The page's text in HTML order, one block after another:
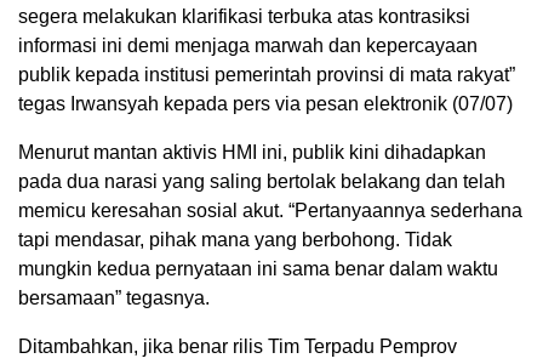
segera melakukan klarifikasi terbuka atas kontrasiksi
informasi ini demi menjaga marwah dan kepercayaan
publik kepada institusi pemerintah provinsi di mata rakyat”
tegas Irwansyah kepada pers via pesan elektronik (07/07)
Menurut mantan aktivis HMI ini, publik kini dihadapkan
pada dua narasi yang saling bertolak belakang dan telah
memicu keresahan sosial akut. “Pertanyaannya sederhana
tapi mendasar, pihak mana yang berbohong. Tidak
mungkin kedua pernyataan ini sama benar dalam waktu
bersamaan” tegasnya.
Ditambahkan, jika benar rilis Tim Terpadu Pemprov